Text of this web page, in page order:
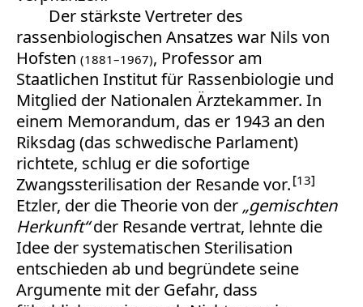
Der stärkste Vertreter des
rassenbiologischen Ansatzes war Nils von
Hofsten (1881–1967), Professor am
Staatlichen Institut für Rassenbiologie und
Mitglied der Nationalen Ärztekammer. In
einem Memorandum, das er 1943 an den
Riksdag (das schwedische Parlament)
richtete, schlug er die sofortige
Zwangssterilisation der Resande vor. 13
Etzler, der die Theorie von der „gemischten
Herkunft“der Resande vertrat, lehnte die
Idee der systematischen Sterilisation
entschieden ab und begründete seine
Argumente mit der Gefahr, dass